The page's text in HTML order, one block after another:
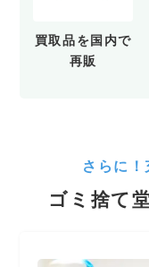
買取品を国内で
再販
さらに
ゴミ捨て